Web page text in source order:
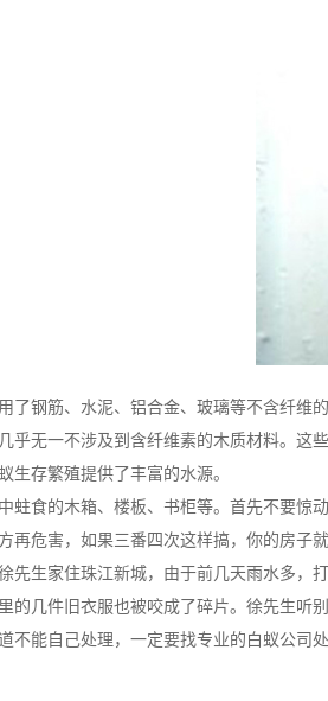
了钢筋、水泥、铝合金、玻璃等不含纤
乎无一不涉及到含纤维素的木质材料。这
生存繁殖提供了丰富的水源。
蛀食的木箱、楼板、书柜等。首先不要
再危害，如果三番四次这样搞，你的房
先生家住珠江新城，由于前几天雨水多
的几件旧衣服也被咬成了碎片。徐先生
不能自己处理，一定要找专业的白蚁公司